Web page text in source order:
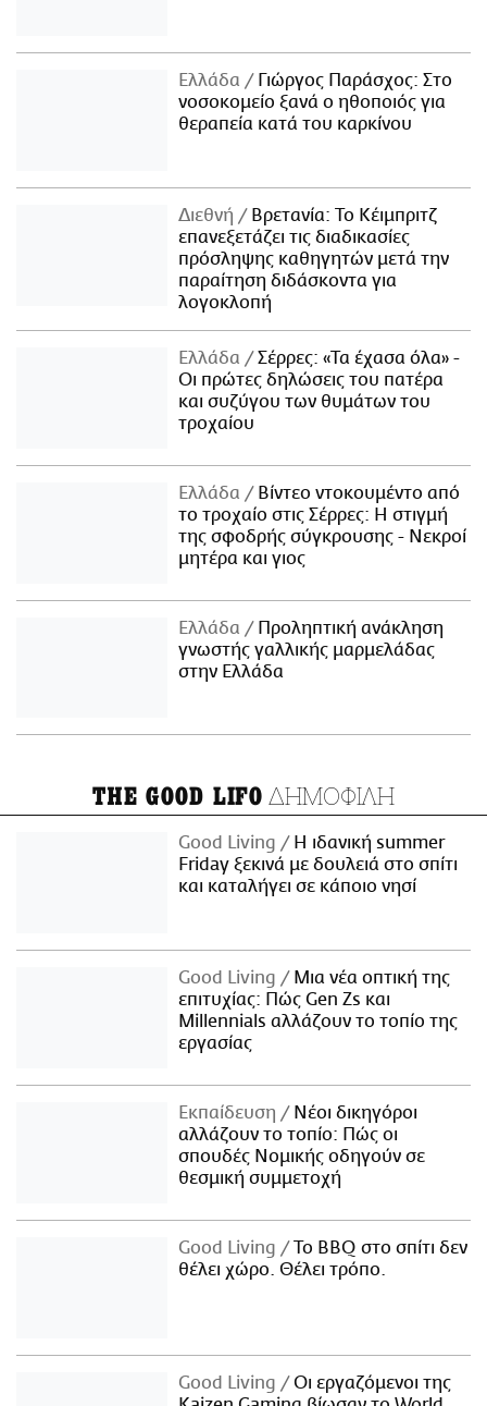
Ελλάδα
Γιώργος Παράσχος: Στο
νοσοκομείο ξανά ο ηθοποιός για
θεραπεία κατά του καρκίνου
Διεθνή
Βρετανία: Το Κέιμπριτζ
επανεξετάζει τις διαδικασίες
πρόσληψης καθηγητών μετά την
παραίτηση διδάσκοντα για
λογοκλοπή
Ελλάδα
Σέρρες: «Τα έχασα όλα» -
Οι πρώτες δηλώσεις του πατέρα
και συζύγου των θυμάτων του
τροχαίου
Ελλάδα
Βίντεο ντοκουμέντο από
το τροχαίο στις Σέρρες: Η στιγμή
της σφοδρής σύγκρουσης - Νεκροί
μητέρα και γιος
Ελλάδα
Προληπτική ανάκληση
γνωστής γαλλικής μαρμελάδας
στην Ελλάδα
THE GOOD LIFO ΔΗΜΟΦΙΛΗ
Good Living
Η ιδανική summer
Friday ξεκινά με δουλειά στο σπίτι
και καταλήγει σε κάποιο νησί
Good Living
Μια νέα οπτική της
επιτυχίας: Πώς Gen Zs και
Millennials αλλάζουν το τοπίο της
εργασίας
Εκπαίδευση
Νέοι δικηγόροι
αλλάζουν το τοπίο: Πώς οι
σπουδές Νομικής οδηγούν σε
θεσμική συμμετοχή
Good Living
Το BBQ στο σπίτι δεν
θέλει χώρο. Θέλει τρόπο.
Good Living
Οι εργαζόμενοι της